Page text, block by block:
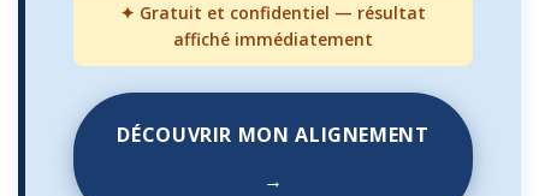
✦ Gratuit et confidentiel — résultat
affiché immédiatement
DÉCOUVRIR MON ALIGNEMENT
→